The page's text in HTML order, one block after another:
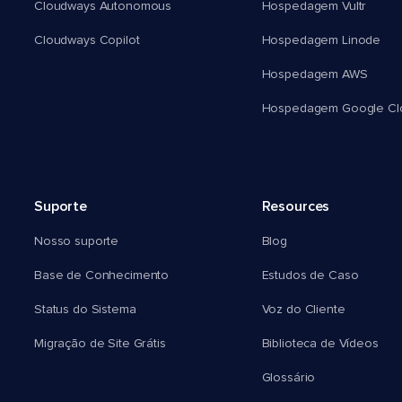
Cloudways Autonomous
Cloudways Copilot
Hospedagem Vultr
Hospedagem Linode
Hospedagem AWS
Hospedagem Google
Suporte
Nosso suporte
Base de Conhecimento
Status do Sistema
Migração de Site Grátis
Resources
Blog
Estudos de Caso
Voz do Cliente
Biblioteca de Vídeos
Glossário